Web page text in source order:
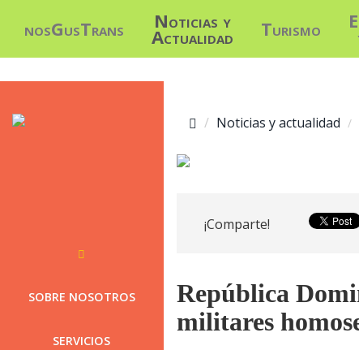
nosGusTrans Noticias y
Actualidad Turismo
SOBRE NOSOTROS
SERVICIOS
Noticias y actualidad
¡Comparte!
República
militares